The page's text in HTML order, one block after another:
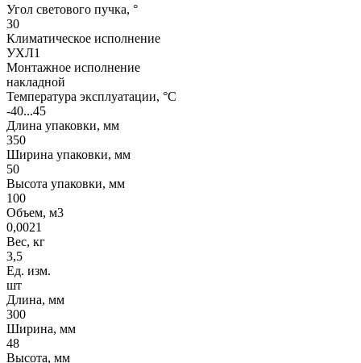
Угол светового пучка, °
30
Климатическое исполнение
УХЛ1
Монтажное исполнение
накладной
Температура эксплуатации, °С
-40...45
Длина упаковки, мм
350
Ширина упаковки, мм
50
Высота упаковки, мм
100
Объем, м3
0,0021
Вес, кг
3,5
Ед. изм.
шт
Длина, мм
300
Ширина, мм
48
Высота, мм